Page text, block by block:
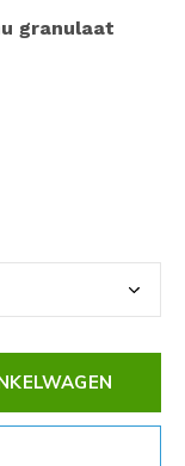
granulaat